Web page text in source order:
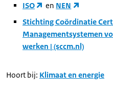
ISO en NEN
Stichting Coördinatie
Managementsystemen
werken | (sccm.nl)
Hoort bij: Klimaat en energie